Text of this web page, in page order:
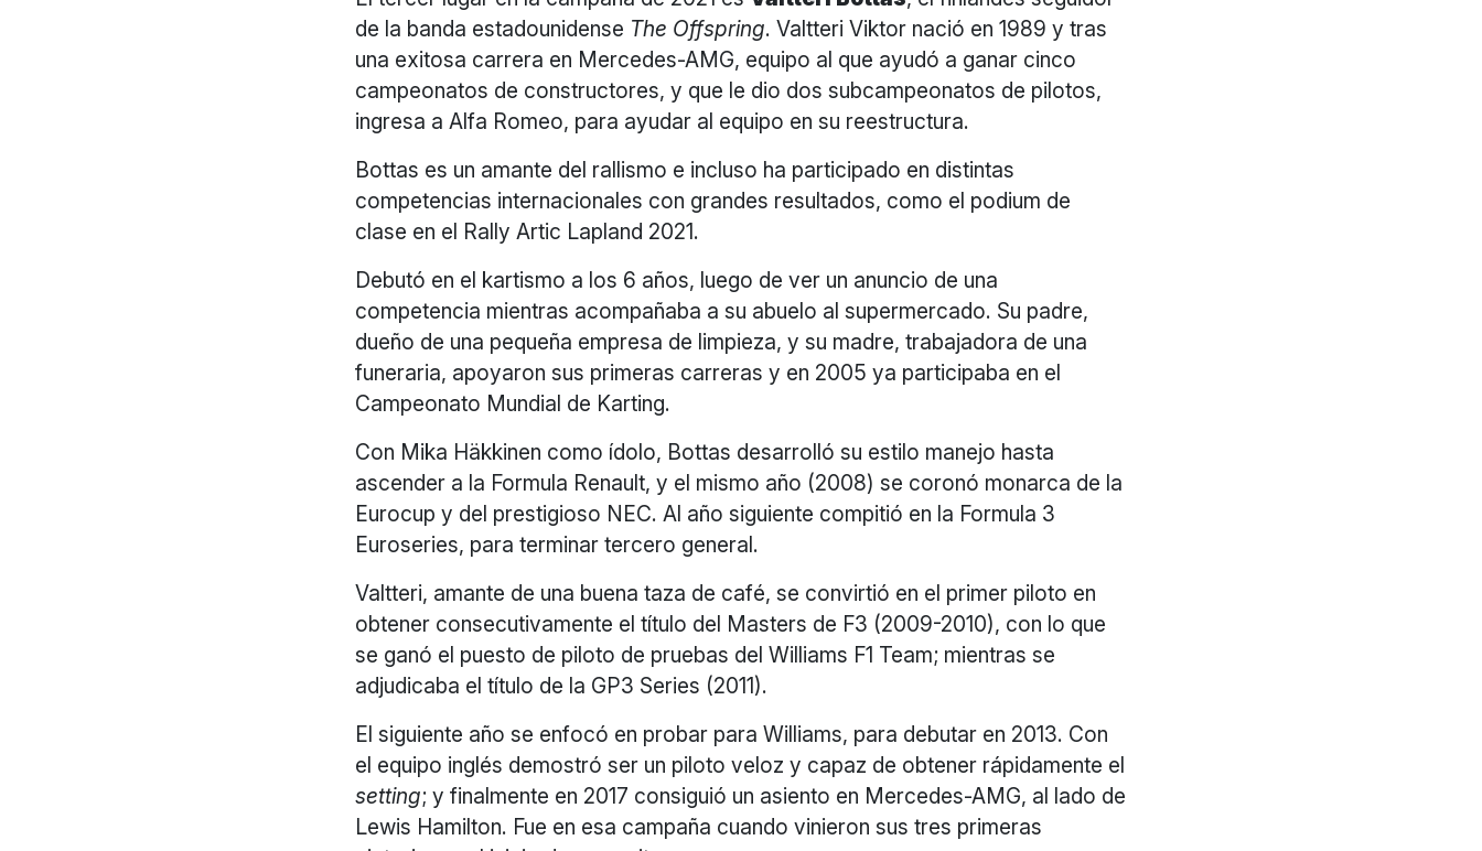
de la banda estadounidense The Offspring. Valtteri Viktor nació en 1989 y tras
una exitosa carrera en Mercedes-AMG, equipo al que ayudó a ganar cinco
campeonatos de constructores, y que le dio dos subcampeonatos de pilotos,
ingresa a Alfa Romeo, para ayudar al equipo en su reestructura.
Bottas es un amante del rallismo e incluso ha participado en distintas
competencias internacionales con grandes resultados, como el podium de
clase en el Rally Artic Lapland 2021.
Debutó en el kartismo a los 6 años, luego de ver un anuncio de una
competencia mientras acompañaba a su abuelo al supermercado. Su padre,
dueño de una pequeña empresa de limpieza, y su madre, trabajadora de una
funeraria, apoyaron sus primeras carreras y en 2005 ya participaba en el
Campeonato Mundial de Karting.
Con Mika Häkkinen como ídolo, Bottas desarrolló su estilo manejo hasta
ascender a la Formula Renault, y el mismo año (2008) se coronó monarca de la
Eurocup y del prestigioso NEC. Al año siguiente compitió en la Formula 3
Euroseries, para terminar tercero general.
Valtteri, amante de una buena taza de café, se convirtió en el primer piloto en
obtener consecutivamente el título del Masters de F3 (2009-2010), con lo que
se ganó el puesto de piloto de pruebas del Williams F1 Team; mientras se
adjudicaba el título de la GP3 Series (2011).
El siguiente año se enfocó en probar para Williams, para debutar en 2013. Con
el equipo inglés demostró ser un piloto veloz y capaz de obtener rápidamente el
setting; y finalmente en 2017 consiguió un asiento en Mercedes-AMG, al lado de
Lewis Hamilton. Fue en esa campaña cuando vinieron sus tres primeras